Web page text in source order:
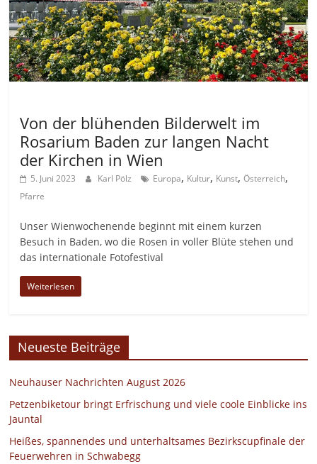
Von der blühenden Bilderwelt im
Rosarium Baden zur langen Nacht
der Kirchen in Wien
5. Juni 2023 Karl Pölz Europa, Kultur, Kunst,Österreich,
Pfarre
Unser Wienwochenende beginnt mit einem kurzen
Besuch in Baden, wo die Rosen in voller Blüte stehen und
das internationale Fotofestival
Weiterlesen
Neueste Beiträge
Neuhauser Nachrichten August 2026
Petzenbiketour bringt Erfrischung und viele coole Einblicke ins
Jauntal
Heißes, spannendes und unterhaltsames Bezirkscupfinale der
Feuerwehren in Schwabegg